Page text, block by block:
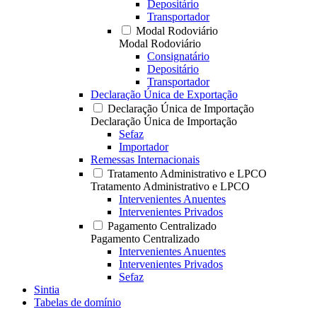
Depositário
Transportador
Modal Rodoviário
Modal Rodoviário
Consignatário
Depositário
Transportador
Declaração Única de Exportação
Declaração Única de Importação
Declaração Única de Importação
Sefaz
Importador
Remessas Internacionais
Tratamento Administrativo e LPCO
Tratamento Administrativo e LPCO
Intervenientes Anuentes
Intervenientes Privados
Pagamento Centralizado
Pagamento Centralizado
Intervenientes Anuentes
Intervenientes Privados
Sefaz
Sintia
Tabelas de domínio